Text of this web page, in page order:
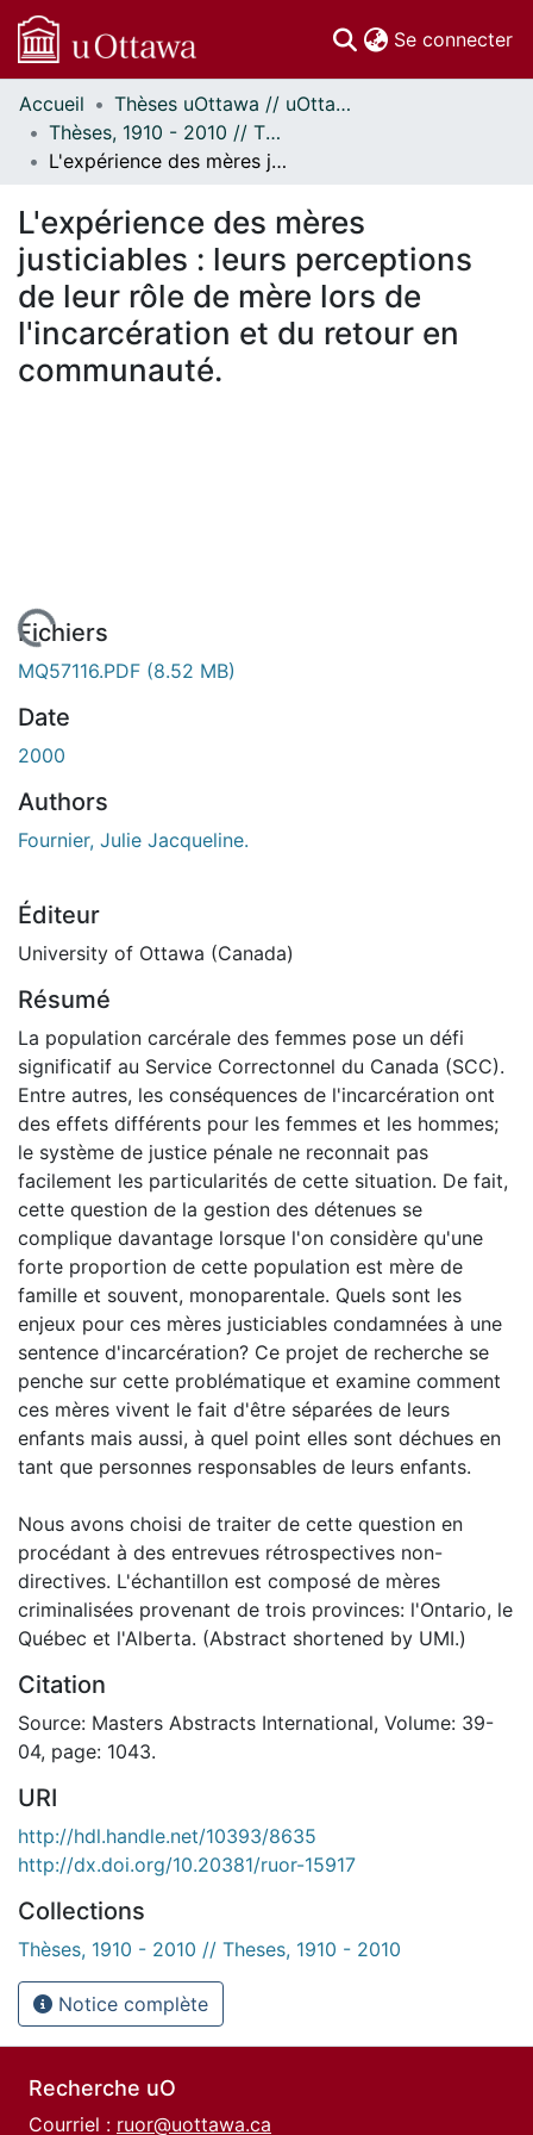
Se connecter
Communautés
et collections
Parcourir
À propos
Accueil
Thèses uOttawa // uOttawa Theses
Thèses, 1910 - 2010 // Theses, 1910 - 2010
L'expérience des mères justiciables : leurs perceptions de leur rôle de mère lors de l'incarcération et du retour en communauté.
L'expérience des mères
justiciables : leurs perceptions
de leur rôle de mère lors de
l'incarcération et du retour en
communauté.
En cours de chargement...
Fichiers
MQ57116.PDF (8.52 MB)
Date
2000
Authors
Fournier, Julie Jacqueline.
Éditeur
University of Ottawa (Canada)
Résumé
La population carcérale des femmes pose un défi
significatif au Service Correctonnel du Canada (SCC).
Entre autres, les conséquences de l'incarcération ont
des effets différents pour les femmes et les hommes;
le système de justice pénale ne reconnait pas
facilement les particularités de cette situation. De fait,
cette question de la gestion des détenues se
complique davantage lorsque l'on considère qu'une
forte proportion de cette population est mère de
famille et souvent, monoparentale. Quels sont les
enjeux pour ces mères justiciables condamnées à une
sentence d'incarcération? Ce projet de recherche se
penche sur cette problématique et examine comment
ces mères vivent le fait d'être séparées de leurs
enfants mais aussi, à quel point elles sont déchues en
tant que personnes responsables de leurs enfants.
Nous avons choisi de traiter de cette question en
procédant à des entrevues rétrospectives non-
directives. L'échantillon est composé de mères
criminalisées provenant de trois provinces: l'Ontario, le
Québec et l'Alberta. (Abstract shortened by UMI.)
Citation
Source: Masters Abstracts International, Volume: 39-
04, page: 1043.
URI
http://hdl.handle.net/10393/8635
http://dx.doi.org/10.20381/ruor-15917
Collections
Thèses, 1910 - 2010 // Theses, 1910 - 2010
Notice complète
Recherche uO
Courriel : ruor@uottawa.ca